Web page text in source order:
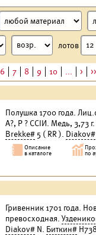
лотов
6 7 8 9 10 ... > >>
Полушка 1700 года.
А?, Р ? ССIИ. Медь, 3,73
Brekke# 5 ( RR ). Diakov#
Гривенник 1701 года.
превосходная.
Diakov# N. Биткин#